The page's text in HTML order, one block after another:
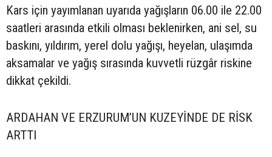
Kars için yayımlanan uyarıda yağışların 06.00 ile 22.00
saatleri arasında etkili olması beklenirken, ani sel, su
baskını, yıldırım, yerel dolu yağışı, heyelan, ulaşımda
aksamalar ve yağış sırasında kuvvetli rüzgâr riskine
dikkat çekildi.
ARDAHAN VE ERZURUM’UN KUZEYİNDE DE RİSK
ARTTI